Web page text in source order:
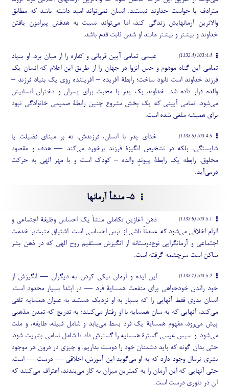
مترادف با خواست خداوند نیستند. انسان نمیتواند امید داشته باشد که مطابق
والاترین آرمانهایش زندگی کند، اما میتواند نسبت به هدفش پیرامون یافتن
خداوند و بیشتر و بیشتر مانند او شدن ثابت قدم باشد.
103:4.4 (1133.4)
عیسی تمامی آیین قربانی و کفاره را از میان برد. او بنیاد
تمامی این گناه موهوم و حس انزوا در جهان را از طریق این اعلام که انسان یک
فرزند خداوند است نابود ساخت؛ رابطۀ آفریده – آفریننده روی یک بنیاد فرزند –
والده قرار داده شد. خداوند یک پدر با محبت برای پسران و دختران انسانیش
میشود. تمامی آیینی که یک بخش مشروع چنین رابطۀ صمیمی خانوادگی نبود
برای همیشه ملغی شده است.
103:4.5 (1133.5)
خدای پدر با انسان، فرزندش، نه بر مبنای فضیلت یا
شایستگی، بلکه در تشخیص انگیزۀ فرزند برخورد میکند — هدف و مقصود
مخلوق. رابطه یک رابطۀ پیوندِ والده – کودک است و با مهر الهی به حرکت
درمیآید.
5- منشأ آرمانها
103:5.1 (1133.6)
ذهن آغازین تکاملی منشأ یک احساس وظیفۀ اجتماعی و
الزام اخلاقی میشود که عمدتاً ناشی از ترس احساسی است. اشتیاق مثبتتر خدمت
اجتماعی و آرمانگرایی نوعدوستانه از انگیزش مستقیم روح الهی که در ذهن بشر
ساکن است سرچشمه گرفته است.
103:5.2 (1133.7)
این ایده و آرمان نیکی کردن به دیگران — انگیزش از
خود راندن خودخواهی برای منفعت همسایۀ فرد — در ابتدا بسیار محدود است.
انسان بدوی فقط آنهایی را که بسیار به او نزدیک هستند به عنوان همسایه تلقی
میکند، آنهایی که به سان همسایه با او رفتار میکنند؛ به تدریج که تمدن مذهبی
پیش میرود، مفهوم همسایۀ یک فرد بسط مییابد و شامل قبیله، طایفه، و ملت
میشود. و سپس عیسی گسترۀ همسایه را گسترش داد تا شامل تمامی بشریت شود،
حتی بدان گونه که باید دشمنان خود را دوست بداریم. و چیزی در درون هر موجود
بشری نرمال وجود دارد که به او میگوید این آموزش، اخلاقی — درست — است.
حتی آنهایی که این آرمان را به کمترین میزان به کار میبندند، اعتراف میکنند که
آن در تئوری درست است.